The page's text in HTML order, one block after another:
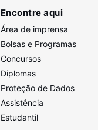
Encontre aqui
Área de imprensa
Bolsas e Programas
Concursos
Diplomas
Proteção de Dados
Assistência
Estudantil